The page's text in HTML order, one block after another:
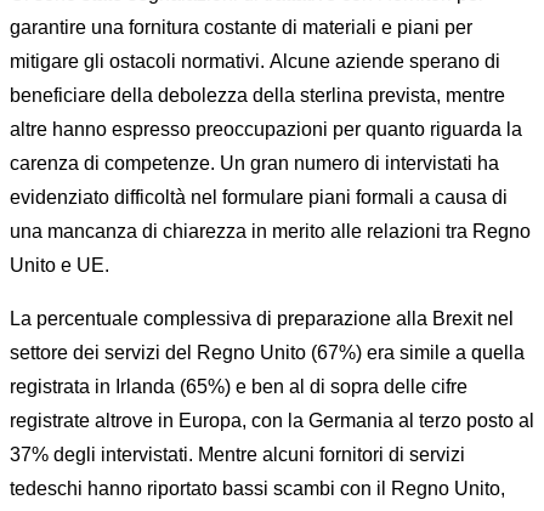
garantire una fornitura costante di materiali e piani per
mitigare gli ostacoli normativi. Alcune aziende sperano di
beneficiare della debolezza della sterlina prevista, mentre
altre hanno espresso preoccupazioni per quanto riguarda la
carenza di competenze. Un gran numero di intervistati ha
evidenziato difficoltà nel formulare piani formali a causa di
una mancanza di chiarezza in merito alle relazioni tra Regno
Unito e UE.
La percentuale complessiva di preparazione alla Brexit nel
settore dei servizi del Regno Unito (67%) era simile a quella
registrata in Irlanda (65%) e ben al di sopra delle cifre
registrate altrove in Europa, con la Germania al terzo posto al
37% degli intervistati. Mentre alcuni fornitori di servizi
tedeschi hanno riportato bassi scambi con il Regno Unito,